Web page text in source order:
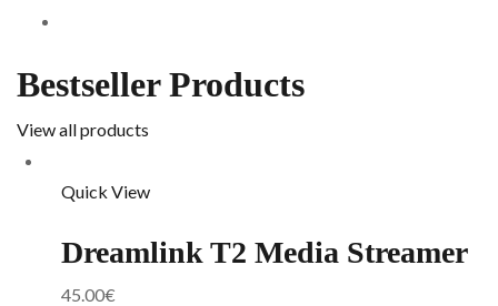
Bestseller Products
View all products
Quick View
Dreamlink T2 Media Streamer
45.00€